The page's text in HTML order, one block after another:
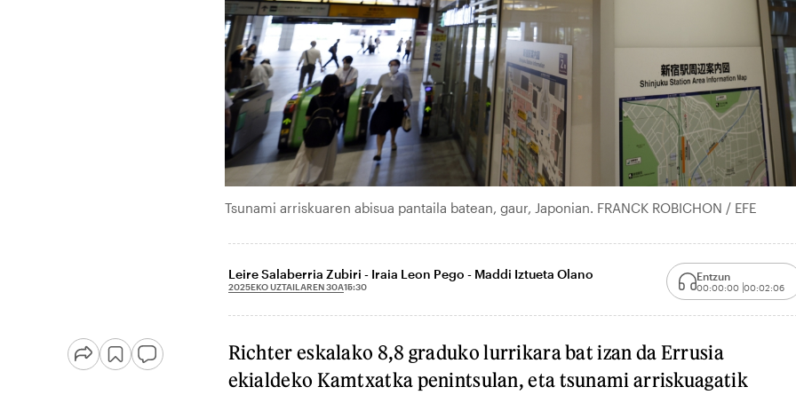
Tsunami arriskuaren abisua pantaila batean, gaur, Japonian. FRANCK ROBICHON / EFE
Leire Salaberria Zubiri - Iraia Leon Pego - Maddi Iztueta Olano
2025EKO UZTAILAREN 30A15:30
Entzun
00:00:00 00:02:06
Richter eskalako 8,8 graduko lurrikara bat izan da Errusia
ekialdeko Kamtxatka penintsulan, eta tsunami arriskuagatik